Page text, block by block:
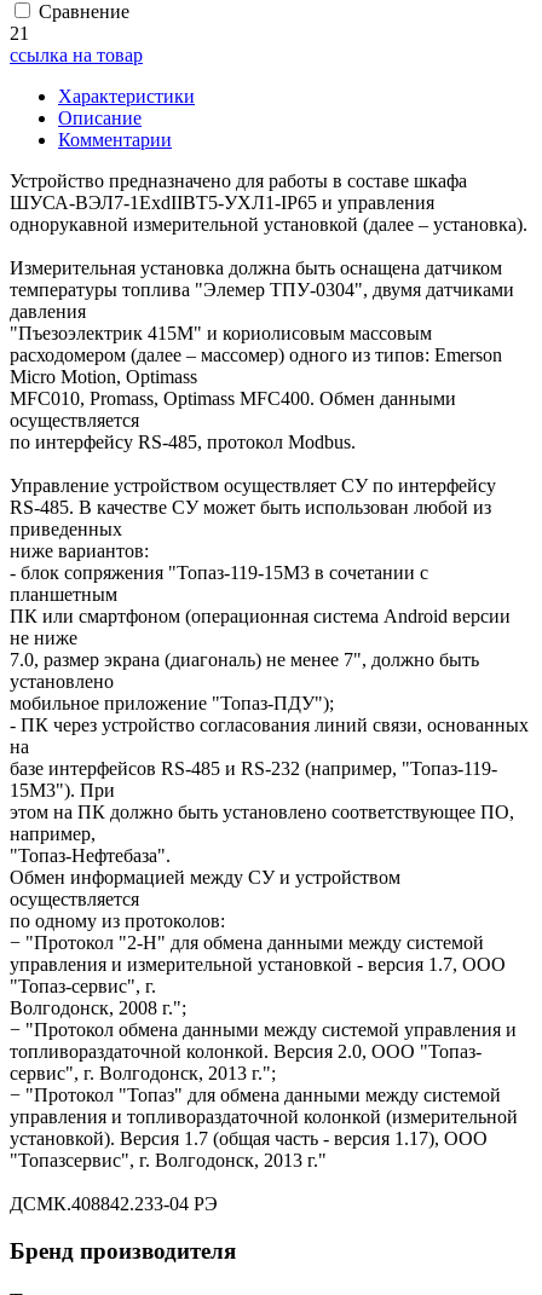
Сравнение
21
ссылка на товар
Характеристики
Описание
Комментарии
Устройство предназначено для работы в составе шкафа
ШУСА-ВЭЛ7-1ExdIIBT5-УХЛ1-IP65 и управления
однорукавной измерительной установкой (далее – установка).
Измерительная установка должна быть оснащена датчиком
температуры топлива "Элемер ТПУ-0304", двумя датчиками
давления
"Пъезоэлектрик 415М" и кориолисовым массовым
расходомером (далее – массомер) одного из типов: Emerson
Micro Motion, Optimass
MFC010, Promass, Optimass MFC400. Обмен данными
осуществляется
по интерфейсу RS-485, протокол Modbus.
Управление устройством осуществляет СУ по интерфейсу
RS-485. В качестве СУ может быть использован любой из
приведенных
ниже вариантов:
- блок сопряжения "Топаз-119-15М3 в сочетании с
планшетным
ПК или смартфоном (операционная система Android версии
не ниже
7.0, размер экрана (диагональ) не менее 7", должно быть
установлено
мобильное приложение "Топаз-ПДУ");
- ПК через устройство согласования линий связи, основанных
на
базе интерфейсов RS-485 и RS-232 (например, "Топаз-119-
15М3"). При
этом на ПК должно быть установлено соответствующее ПО,
например,
"Топаз-Нефтебаза".
Обмен информацией между СУ и устройством
осуществляется
по одному из протоколов:
− "Протокол "2-Н" для обмена данными между системой
управления и измерительной установкой - версия 1.7, ООО
"Топаз-сервис", г.
Волгодонск, 2008 г.";
− "Протокол обмена данными между системой управления и
топливораздаточной колонкой. Версия 2.0, ООО "Топаз-
сервис", г. Волгодонск, 2013 г.";
− "Протокол "Топаз" для обмена данными между системой
управления и топливораздаточной колонкой (измерительной
установкой). Версия 1.7 (общая часть - версия 1.17), ООО
"Топазсервис", г. Волгодонск, 2013 г."
ДСМК.408842.233-04 РЭ
Бренд производителя